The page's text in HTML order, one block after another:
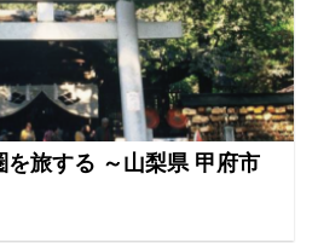
を旅する ～山梨県 甲府市